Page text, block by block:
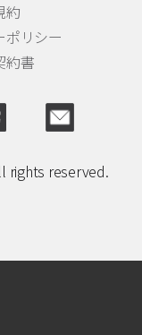
約
ポリシー
約書
rights reserved.